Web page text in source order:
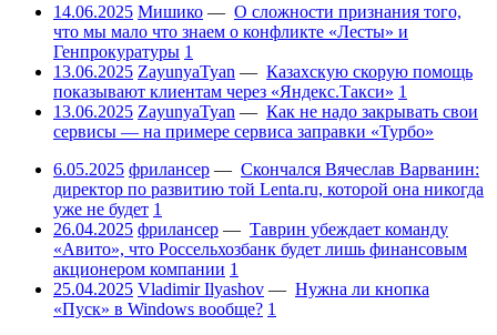
14.06.2025 Мишико — О сложности признания того,
что мы мало что знаем о конфликте «Лесты» и
Генпрокуратуры 1
13.06.2025 ZayunyaTyan — Казахскую скорую помощь
показывают клиентам через «Яндекс.Такси» 1
13.06.2025 ZayunyaTyan — Как не надо закрывать свои
сервисы — на примере сервиса заправки «Турбо»
6.05.2025 фрилансер — Скончался Вячеслав Варванин:
директор по развитию той Lenta.ru, которой она никогда
уже не будет 1
26.04.2025 фрилансер — Таврин убеждает команду
«Авито», что Россельхозбанк будет лишь финансовым
акционером компании 1
25.04.2025 Vladimir Ilyashov — Нужна ли кнопка
«Пуск» в Windows вообще? 1